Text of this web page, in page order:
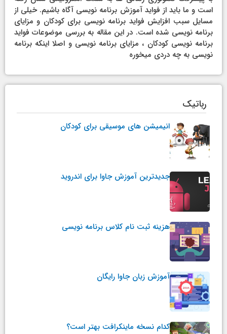
است و ما باید از فواید آموزش برنامه نویسی آگاه باشیم. خیلی از
مسایل سبب افزایش فواید برنامه نویسی برای کودکان و مزایای
برنامه نویسی شده است. در این مقاله به بررسی موضوعات فواید
برنامه نویسی کودکان ، مزایای برنامه نویسی و اصلا اینکه برنامه
نویسی به چه دردی میخوره
رباتیک
انیمیشن های موسیقی برای کودکان
جدیدترین آموزش جاوا برای اندروید
هزینه ثبت نام کلاس برنامه نویسی
آموزش زبان جاوا رایگان
کدام نسخه ماینکرافت بهتر است؟